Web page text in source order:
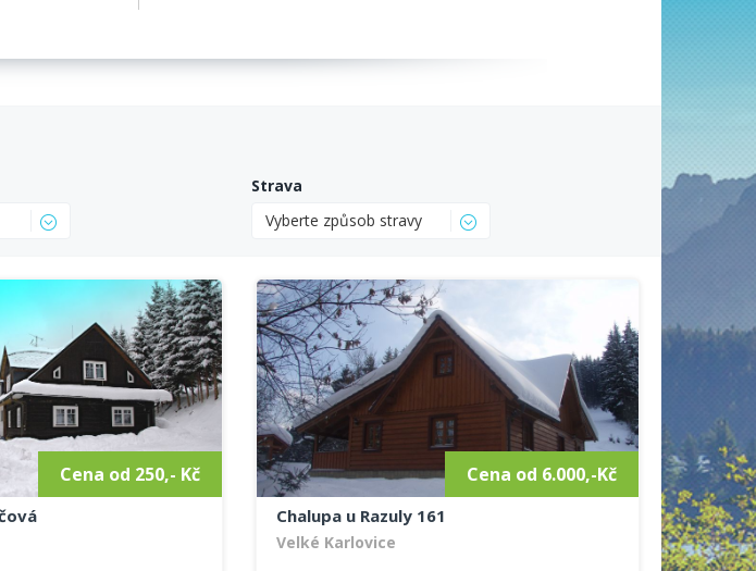
Strava
Vyberte způsob stravy
Cena od 250,- Kč Cena od 6.000,-Kč
Chalupa u Razuly 161
Velké Karlovice